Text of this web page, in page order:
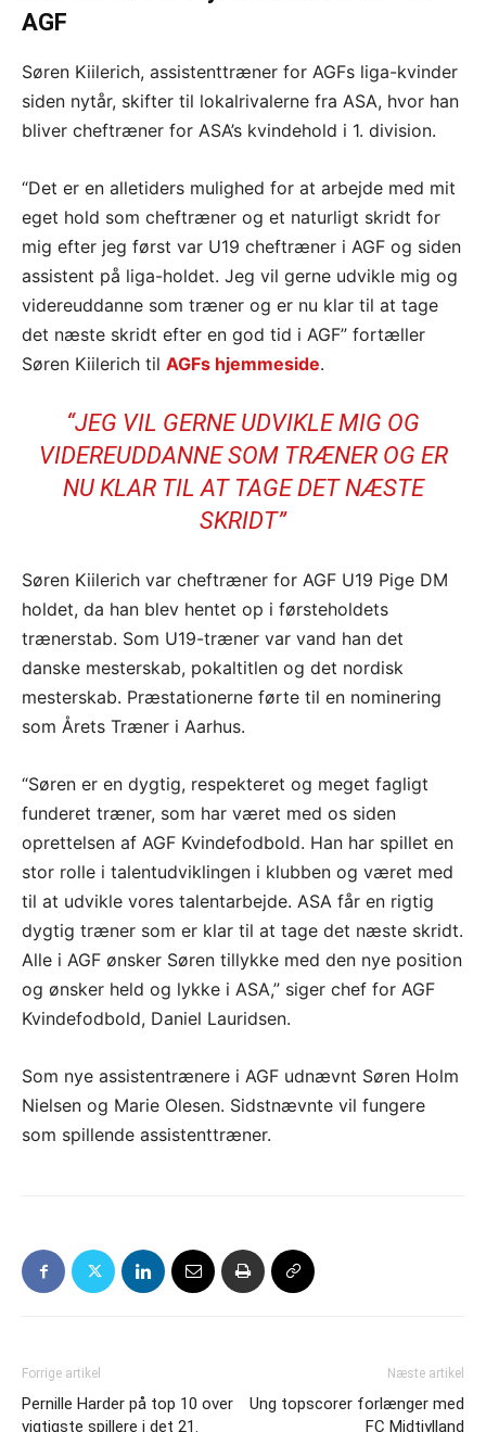
AGF
Søren Kiilerich, assistenttræner for AGFs liga-kvinder
siden nytår, skifter til lokalrivalerne fra ASA, hvor han
bliver cheftræner for ASA’s kvindehold i 1. division.
“Det er en alletiders mulighed for at arbejde med mit
eget hold som cheftræner og et naturligt skridt for
mig efter jeg først var U19 cheftræner i AGF og siden
assistent på liga-holdet. Jeg vil gerne udvikle mig og
videreuddanne som træner og er nu klar til at tage
det næste skridt efter en god tid i AGF” fortæller
Søren Kiilerich til AGFs hjemmeside.
“JEG VIL GERNE UDVIKLE MIG OG
VIDEREUDDANNE SOM TRÆNER OG ER
NU KLAR TIL AT TAGE DET NÆSTE
SKRIDT”
Søren Kiilerich var cheftræner for AGF U19 Pige DM
holdet, da han blev hentet op i førsteholdets
trænerstab. Som U19-træner var vand han det
danske mesterskab, pokaltitlen og det nordisk
mesterskab. Præstationerne førte til en nominering
som Årets Træner i Aarhus.
“Søren er en dygtig, respekteret og meget fagligt
funderet træner, som har været med os siden
oprettelsen af AGF Kvindefodbold. Han har spillet en
stor rolle i talentudviklingen i klubben og været med
til at udvikle vores talentarbejde. ASA får en rigtig
dygtig træner som er klar til at tage det næste skridt.
Alle i AGF ønsker Søren tillykke med den nye position
og ønsker held og lykke i ASA,” siger chef for AGF
Kvindefodbold, Daniel Lauridsen.
Som nye assistentrænere i AGF udnævnt Søren Holm
Nielsen og Marie Olesen. Sidstnævnte vil fungere
som spillende assistenttræner.
Forrige artikel
Pernille Harder på top 10 over
vigtigste spillere i det 21.
Næste artikel
Ung topscorer forlænger med
FC Midtjylland